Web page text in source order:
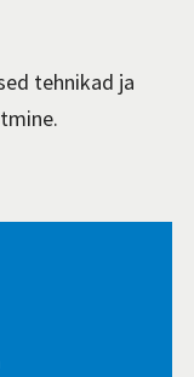
tehnikad ja